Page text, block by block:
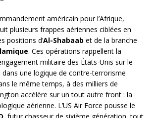
américain pour l’Afrique,
plusieurs frappes aériennes ciblées en
positions d’Al-Shabaab et de la branche
. Ces opérations rappellent la
militaire des États-Unis sur le
une logique de contre-terrorisme
le même temps, à des milliers de
accélère sur un tout autre front : la
aérienne. L’US Air Force pousse le